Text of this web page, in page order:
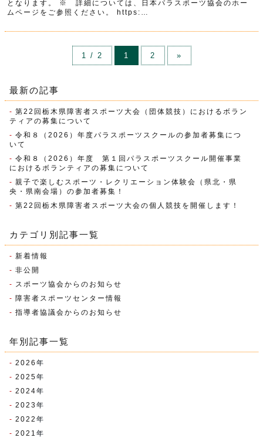
となります。 ※ 詳細については、日本パラスポーツ協会のホー
ムページをご参照ください。 https:…
1 / 2 1 2 »
最新の記事
第22回栃木県障害者スポーツ大会（団体競技）におけるボラン
ティアの募集について
令和８（2026）年度パラスポーツスクールの参加者募集につ
いて
令和８（2026）年度 第１回パラスポーツスクール開催事業
におけるボランティアの募集について
親子で楽しむスポーツ・レクリエーション体験会（県北・県
央・県南会場）の参加者募集！
第22回栃木県障害者スポーツ大会の個人競技を開催します！
カテゴリ別記事一覧
新着情報
非公開
スポーツ協会からのお知らせ
障害者スポーツセンター情報
指導者協議会からのお知らせ
年別記事一覧
2026 年
2025年
2024年
2023 年
2022 年
2021 年